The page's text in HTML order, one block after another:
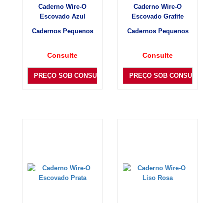
Caderno Wire-O
Escovado Azul
Cadernos Pequenos
Consulte
PREÇO SOB CONSULTA
Caderno Wire-O
Escovado Grafite
Cadernos Pequenos
Consulte
PREÇO SOB CONSULTA